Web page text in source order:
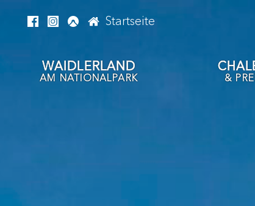
Startseite
WAIDLERLAND
AM NATIONALPARK &